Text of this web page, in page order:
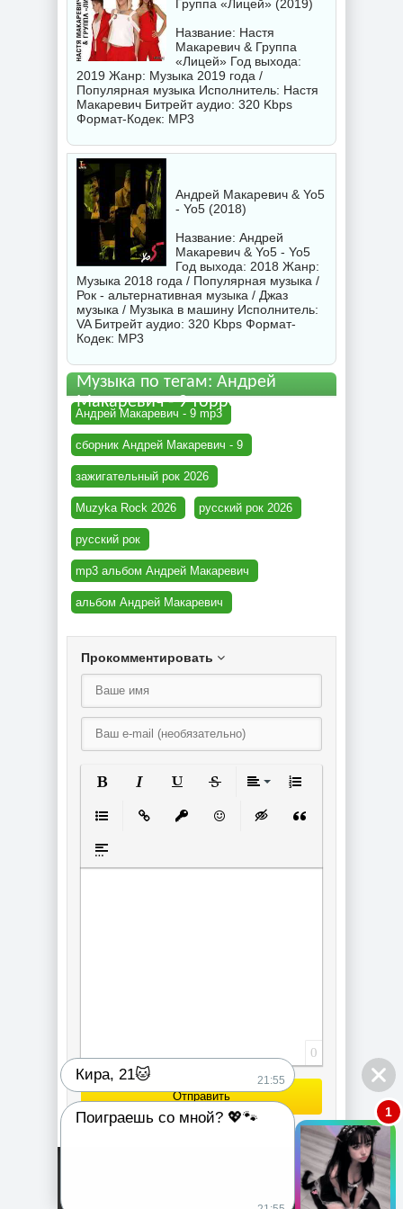
Группа «Лицей» (2019)
Название: Настя
Макаревич & Группа
«Лицей» Год выхода:
2019 Жанр: Музыка 2019 года /
Популярная музыка Исполнитель: Настя
Макаревич Битрейт аудио: 320 Kbps
Формат-Кодек: MP3
Андрей Макаревич & Yo5
- Yo5 (2018)
Название: Андрей
Макаревич & Yo5 - Yo5
Год выхода: 2018 Жанр:
Музыка 2018 года / Популярная музыка /
Рок - альтернативная музыка / Джаз
музыка / Музыка в машину Исполнитель:
VAБитрейт аудио: 320 Kbps Формат-
Кодек: MP3
Музыка по тегам: Андрей
Макаревич - 9 торрент
Андрей Макаревич - 9 mp3
сборник Андрей Макаревич - 9
зажигательный рок 2026
Muzyka Rock 2026 русский рок 2026
русский рок
mp3 альбом Андрей Макаревич
альбом Андрей Макаревич
Прокомментировать
Вставка спойлера
0
Отправить
Кира, 21🐱 21:55
Поиграешь со мной? 💖🐾 1